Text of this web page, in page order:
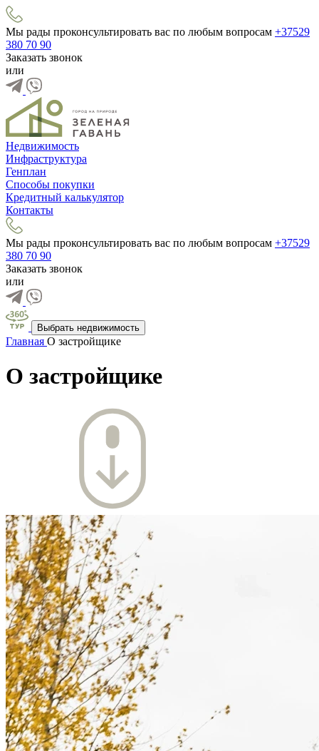
Мы рады проконсультировать вас по любым вопросам +37529
380 70 90
Заказать звонок
или
Недвижимость
Инфраструктура
Генплан
Способы покупки
Кредитный калькулятор
Контакты
Мы рады проконсультировать вас по любым вопросам +37529
380 70 90
Заказать звонок
или
Выбрать недвижимость
Главная О застройщике
О застройщике